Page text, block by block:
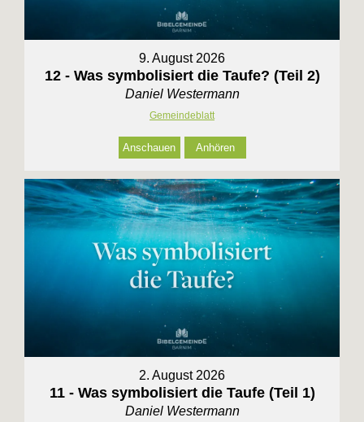
9. August 2026
12 - Was symbolisiert die Taufe? (Teil 2)
Daniel Westermann
Gemeindeblatt
Anschauen Anhören
2. August 2026
11 - Was symbolisiert die Taufe (Teil 1)
Daniel Westermann